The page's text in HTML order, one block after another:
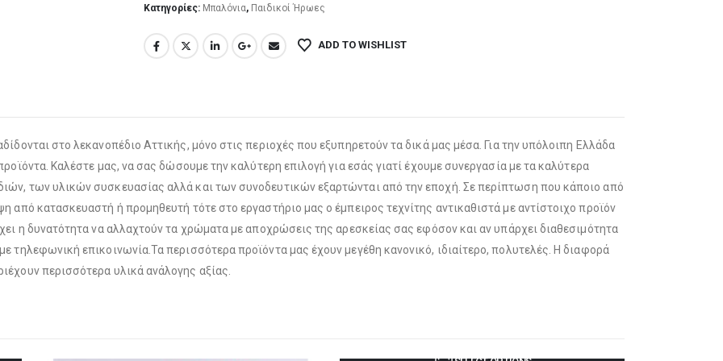
Λούτρινο Λευκό 35εκ (€25.00)
Λούτρινο Ροζ 35εκ (€25.00)
Ροζ Ελεφαντάκι 21 εκ (€18.00)
Λούτρινο Μπεζ 35εκ(€25.00)
Λούτρινο Κόκκινο 35εκ(€25.00)
Κατηγορίες: Μπαλόνια, Παιδικοί Ήρωες
ADD TO WISHLIST
στο λεκανοπέδιο Αττικής, μόνο στις περιοχές που εξυπηρετούν τα δικά μας μέσα. Για την υπόλοιπη Ελλάδα
Καλέστε μας, να σας δώσουμε την καλύτερη επιλογή για εσάς γιατί έχουμε συνεργασία με τα καλύτερα
των υλικών συσκευασίας αλλά και των συνοδευτικών εξαρτώνται από την εποχή. Σε περίπτωση που κάποιο από
από κατασκευαστή ή προμηθευτή τότε στο εργαστήριο μας ο έμπειρος τεχνίτης αντικαθιστά με αντίστοιχο προϊόν
η δυνατότητα να αλλαχτούν τα χρώματα με αποχρώσεις της αρεσκείας σας εφόσον και αν υπάρχει διαθεσιμότητα
τηλεφωνική επικοινωνία.Τα περισσότερα προϊόντα μας έχουν μεγέθη κανονικό, ιδιαίτερο, πολυτελές. Η διαφορά
περισσότερα υλικά ανάλογης αξίας.